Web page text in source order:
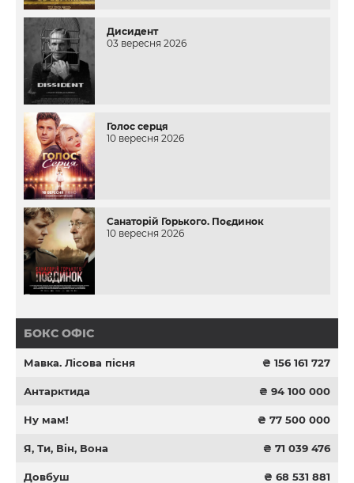
Дисидент
03 вересня 2026
Голос серця
10 вересня 2026
Санаторій Горького. Поєдинок
10 вересня 2026
БОКС ОФІС
Мавка. Лісова пісня ₴ 156 161 727
Антарктида ₴ 94 100 000
Ну мам! ₴ 77 500 000
Я, Ти, Він, Вона ₴ 71 039 476
Довбуш ₴ 68 531 881